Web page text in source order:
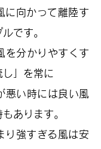
に向かって離陸す
です。
を分かりやすくす
」を常に
悪い時には良い風
あります。
り強すぎる風は安